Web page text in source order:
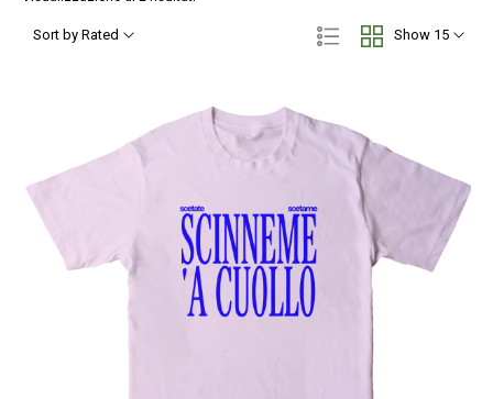
Show 15
Sort by Rated